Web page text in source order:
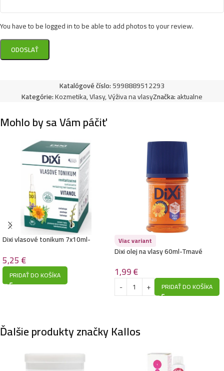
You have to be logged in to be able to add photos to your review.
Katalógové číslo:5998889512293
Kategórie:Kozmetika,Vlasy,Výživa na vlasyZnačka:aktualne
Mohlo by sa Vám páčiť
Dixi vlasové tonikum 7x10ml-
5,25€
PRIDAŤ DO KOŠÍKA
Viac variant
Dixi olej na vlasy 60ml-Tmavé
1,99€
PRIDAŤ DO KOŠÍKA
Ďalšie produkty značky Kallos